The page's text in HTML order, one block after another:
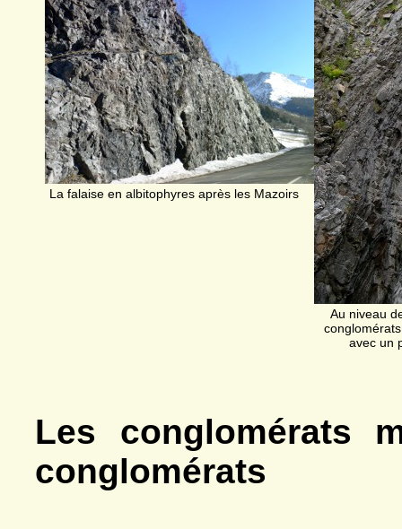
La falaise en albitophyres après les Mazoirs
Au niveau
avec un
Les conglomérats
conglomérats